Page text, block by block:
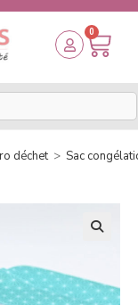
0
déchet > Sac